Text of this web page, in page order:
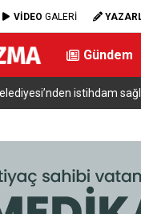
VİDEO GALERİ
Gündem
istihdam